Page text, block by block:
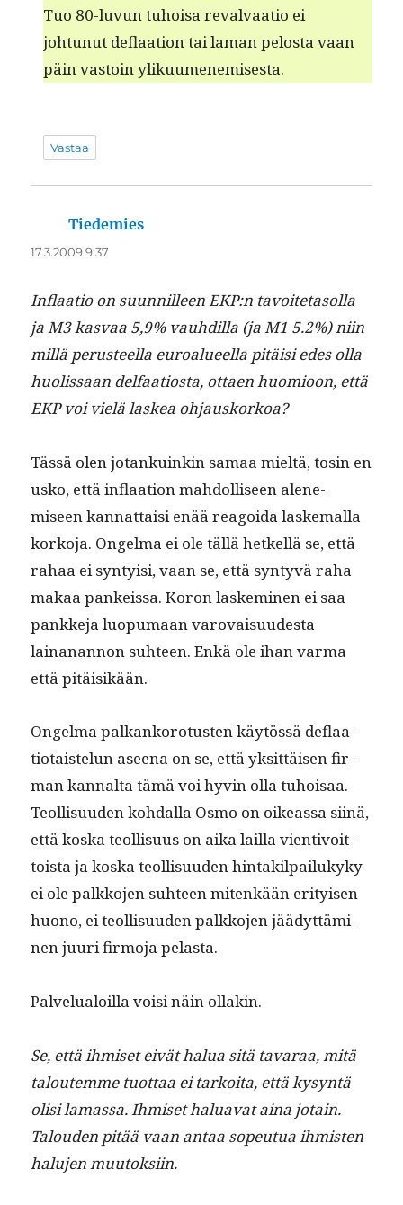
Tuo 80-luvun tuhoisa reval­vaa­tio ei
johtunut deflaa­tion tai laman pelosta vaan
päin vas­toin ylikuumenemisesta.
Vastaa
Tiedemies
17.3.2009 9:37
Inflaa­tio on suun­nilleen EKP:n tavoite­ta­sol­la
ja M3 kas­vaa 5,9% vauhdil­la (ja M1 5.2%) niin
mil­lä perus­teel­la euroalueel­la pitäisi edes olla
huolis­saan delfaa­tios­ta, ottaen huomioon, että
EKP voi vielä laskea ohjauskorkoa?
Tässä olen jotankuinkin samaa mieltä, tosin en
usko, että inflaa­tion mah­dol­liseen alen­e­
miseen kan­nat­taisi enää reagoi­da laske­mal­la
korko­ja. Ongel­ma ei ole täl­lä het­kel­lä se, että
rahaa ei syn­ty­isi, vaan se, että syn­tyvä raha
makaa pankeis­sa. Koron laskem­i­nen ei saa
pankke­ja luop­umaan varovaisu­ud­es­ta
lainanan­non suh­teen. Enkä ole ihan var­ma
että pitäisikään.
Ongel­ma palkanko­ro­tusten käytössä deflaa­
tio­tais­telun aseena on se, että yksit­täisen fir­
man kannal­ta tämä voi hyvin olla tuhoisaa.
Teol­lisu­u­den kohdal­la Osmo on oike­as­sa siinä,
että kos­ka teol­lisu­us on aika lail­la vien­tivoit­
toista ja kos­ka teol­lisu­u­den hin­tak­il­pailukyky
ei ole palkko­jen suh­teen mitenkään eri­tyisen
huono, ei teol­lisu­u­den palkko­jen jäädyt­tämi­
nen juuri fir­mo­ja pelasta.
Palvelu­aloil­la voisi näin ollakin.
Se, että ihmiset eivät halua sitä tavaraa, mitä
taloutemme tuot­taa ei tarkoi­ta, että kysyn­tä
olisi lamas­sa. Ihmiset halu­a­vat aina jotain.
Talouden pitää vaan antaa sopeu­tua ihmis­ten
halu­jen muutoksiin.